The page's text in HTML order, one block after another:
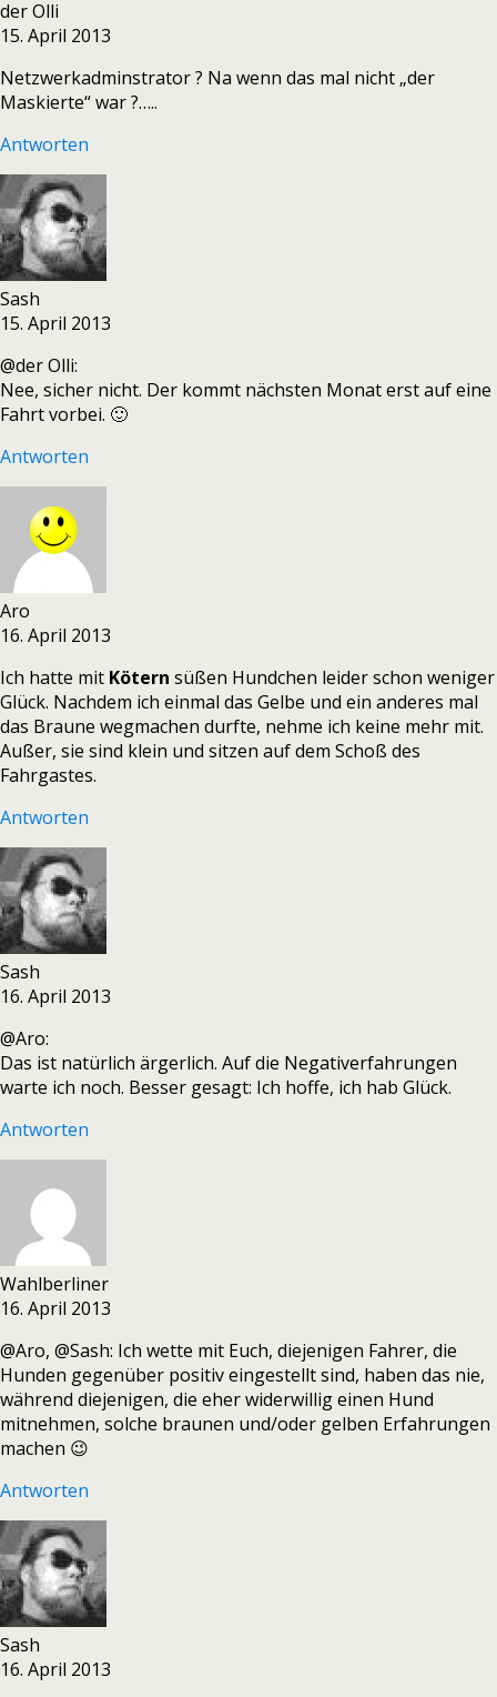
der Olli
15. April 2013
Netzwerkadminstrator ? Na wenn das mal nicht „der
Maskierte“ war ?…..
Antworten
Sash
15. April 2013
@der Olli:
Nee, sicher nicht. Der kommt nächsten Monat erst auf eine
Fahrt vorbei. 🙂
Antworten
Aro
16. April 2013
Ich hatte mit Kötern süßen Hundchen leider schon weniger
Glück. Nachdem ich einmal das Gelbe und ein anderes mal
das Braune wegmachen durfte, nehme ich keine mehr mit.
Außer, sie sind klein und sitzen auf dem Schoß des
Fahrgastes.
Antworten
Sash
16. April 2013
@Aro:
Das ist natürlich ärgerlich. Auf die Negativerfahrungen
warte ich noch. Besser gesagt: Ich hoffe, ich hab Glück.
Antworten
Wahlberliner
16. April 2013
@Aro, @Sash: Ich wette mit Euch, diejenigen Fahrer, die
Hunden gegenüber positiv eingestellt sind, haben das nie,
während diejenigen, die eher widerwillig einen Hund
mitnehmen, solche braunen und/oder gelben Erfahrungen
machen 😉
Antworten
Sash
16. April 2013